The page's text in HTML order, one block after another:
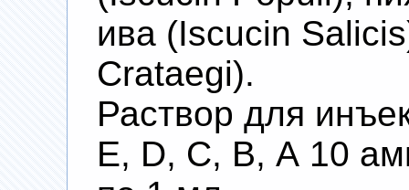
ива (Iscucin
Crataegi).
Раствор для
E, D, С, В, А 10